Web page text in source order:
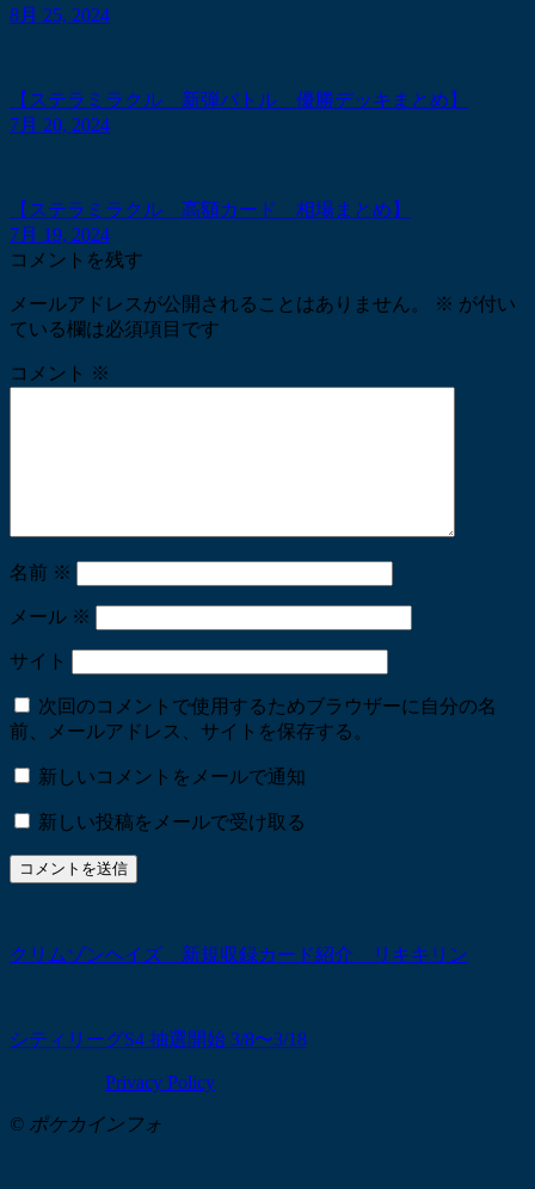
8月 25, 2024
【ステラミラクル 新弾バトル 優勝デッキまとめ】
7月 20, 2024
【ステラミラクル 高額カード 相場まとめ】
7月 19, 2024
コメントを残す
メールアドレスが公開されることはありません。 ※ が付い
ている欄は必須項目です
コメント ※
名前 ※
メール ※
サイト
次回のコメントで使用するためブラウザーに自分の名
前、メールアドレス、サイトを保存する。
新しいコメントをメールで通知
新しい投稿をメールで受け取る
クリムゾンヘイズ 新規収録カード紹介 リキキリン
シティリーグS4 抽選開始 3/8〜3/18
Privacy Policy
© ポケカインフォ